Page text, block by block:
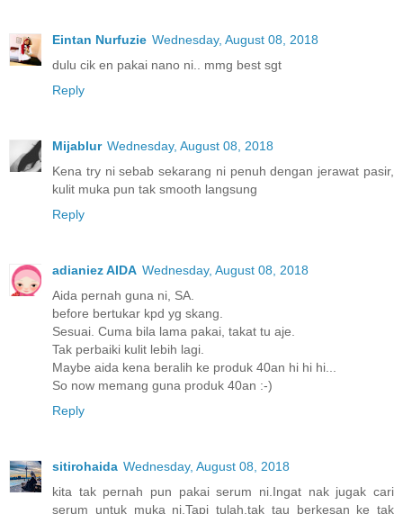
Eintan Nurfuzie Wednesday, August 08, 2018
dulu cik en pakai nano ni.. mmg best sgt
Reply
Mijablur Wednesday, August 08, 2018
Kena try ni sebab sekarang ni penuh dengan jerawat pasir,
kulit muka pun tak smooth langsung
Reply
adianiez AIDA Wednesday, August 08, 2018
Aida pernah guna ni, SA.
before bertukar kpd yg skang.
Sesuai. Cuma bila lama pakai, takat tu aje.
Tak perbaiki kulit lebih lagi.
Maybe aida kena beralih ke produk 40an hi hi hi...
So now memang guna produk 40an :-)
Reply
sitirohaida Wednesday, August 08, 2018
kita tak pernah pun pakai serum ni.Ingat nak jugak cari
serum untuk muka ni.Tapi tulah,tak tau berkesan ke tak